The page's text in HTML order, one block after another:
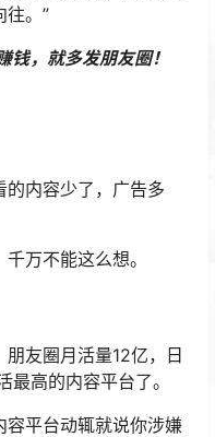
往。”
钱，就多发朋友圈！
内容少了，广告多
万不能这么想。
友圈月活量12亿，日
最高的内容平台了。
容平台动辄就说你涉嫌